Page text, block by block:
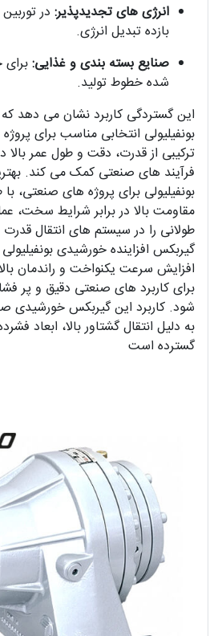
انرژی های تجدیدپذیر: در
بازده تبدیل انرژی.
صنایع بسته بندی و غذایی:
شده خطوط تولید.
این گستردگی کاربرد نشان می دهد
بونفیلیولی انتخابی مناسب برای
ترکیبی از قدرت، دقت و طول عمر بالا
فرآیند های صنعتی کمک می کند.
بونفیلیولی برای پروژه های صنعتی،
مقاومت بالا در برابر شرایط سخت،
طولانی را در سیستم های انتقال
گیربکس افزاینده خورشیدی
افزایش سرعت یکنواخت و راندمان
برای کاربرد های صنعتی دقیق و پر
شود. کاربرد این گیربکس خورشیدی
به دلیل انتقال گشتاور بالا، ابعاد
گسترده است